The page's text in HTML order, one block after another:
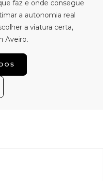
faz e onde consegue
a autonomia real
a viatura certa,
Aveiro.